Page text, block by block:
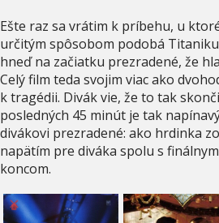
Ešte raz sa vrátim k príbehu, u
určitým spôsobom podobá
hneď na začiatku prezradené, že
Celý film teda svojim viac ako
k tragédii. Divák vie, že to tak
posledných 45 minút je tak
divákovi prezradené: ako hrdinka
napätím pre diváka spolu s
koncom.